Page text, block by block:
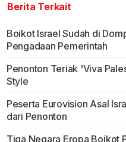
Berita Terkait
Boikot Israel Sudah di
Pengadaan Pemerintah
Penonton Teriak 'Viva
Style
Peserta Eurovision Asal
dari Penonton
Tiga Negara Eropa Boikot